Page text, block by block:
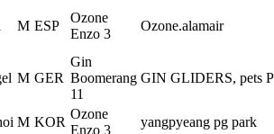
M ESP
Ozone
Enzo 3
Ozone.alamair
M GER
Gin
Boomerang
11
GIN GLIDERS, pets
M KOR
Ozone
Enzo 3
yangpyeang pg park